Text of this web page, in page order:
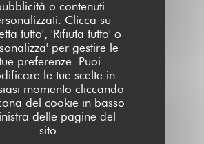
o contenuti
Clicca su
tutto', 'Rifiuta tutto' o
per gestire le
preferenze. Puoi
le tue scelte in
momento cliccando
del cookie in basso
delle pagine del
sito.